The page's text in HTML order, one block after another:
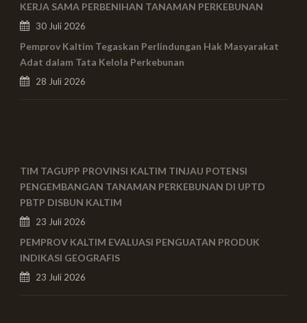
KERJA SAMA PERBENIHAN TANAMAN PERKEBUNAN
30 Juli 2026
Pemprov Kaltim Tegaskan Perlindungan Hak Masyarakat
Adat dalam Tata Kelola Perkebunan
28 Juli 2026
TIM TAGUPP PROVINSI KALTIM TINJAU POTENSI
PENGEMBANGAN TANAMAN PERKEBUNAN DI UPTD
PBTP DISBUN KALTIM
23 Juli 2026
PEMPROV KALTIM EVALUASI PENGUATAN PRODUK
INDIKASI GEOGRAFIS
23 Juli 2026